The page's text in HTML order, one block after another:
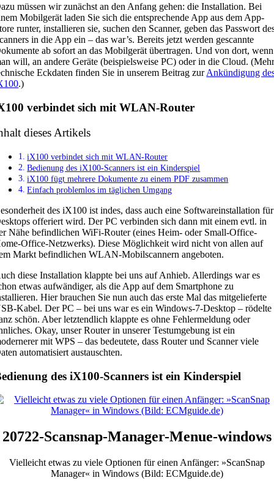
müssen wir zunächst an den Anfang gehen: die Installation. Bei
Mobilgerät laden Sie sich die entsprechende App aus dem App-
runter, installieren sie, suchen den Scanner, geben das Passwort
in die App ein – das war’s. Bereits jetzt werden gescannte
ab sofort an das Mobilgerät übertragen. Und von dort, wenn
will, an andere Geräte (beispielsweise PC) oder in die Cloud.
Eckdaten finden Sie in unserem Beitrag zurAnkündigung
.)
verbindet sich mit WLAN-Router
dieses Artikels
iX100 verbindet sich mit WLAN-Router
Bedienung des iX100-Scanners ist ein Kinderspiel
iX100 fügt mehrere Dokumente zu einem PDF zusammen
Einfach problemlos im täglichen Umgang
des iX100 ist indes, dass auch eine Softwareinstallation für
offeriert wird. Der PC verbinden sich dann mit einem evtl. in
Nähe befindlichen WiFi-Router (eines Heim- oder Small-Office-
Office-Netzwerks). Diese Möglichkeit wird nicht von allen auf
Markt befindlichen WLAN-Mobilscannern angeboten.
diese Installation klappte bei uns auf Anhieb. Allerdings war es
etwas aufwändiger, als die App auf dem Smartphone zu
Hier brauchen Sie nun auch das erste Mal das mitgelieferte
Kabel. Der PC – bei uns war es ein Windows-7-Desktop – rödelte
schön. Aber letztendlich klappte es ohne Fehlermeldung oder
Okay, unser Router in unserer Testumgebung ist ein
mit WPS – das bedeutete, dass Router und Scanner viele
automatisiert austauschten.
des iX100-Scanners ist ein Kinderspiel
20722-Scansnap-Manager-Menue-windows
Vielleicht etwas zu viele Optionen für einen Anfänger: »ScanSnap
Manager« in Windows (Bild: ECMguide.de)